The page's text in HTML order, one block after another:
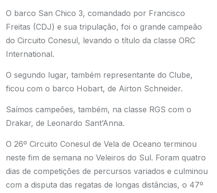
O barco San Chico 3, comandado por Francisco
Freitas (CDJ) e sua tripulação, foi o grande campeão
do Circuito Conesul, levando o título da classe ORC
International.
O segundo lugar, também representante do Clube,
ficou com o barco Hobart, de Airton Schneider.
Saímos campeões, também, na classe RGS com o
Drakar, de Leonardo Sant’Anna.
O 26º Circuito Conesul de Vela de Oceano terminou
neste fim de semana no Veleiros do Sul. Foram quatro
dias de competições de percursos variados e culminou
com a disputa das regatas de longas distâncias, o 47º